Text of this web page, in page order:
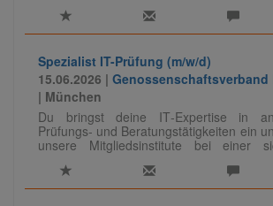
Spezialist IT-Prüfung (m/w/d)
15.06.2026 | Genossenschaftsverband
| München
Du bringst deine IT‑Expertise in
Prüfungs- und Beratungstätigkeiten ein
unsere Mitgliedsinstitute bei einer
regelkonformen IT. Dabei führst du
eigenständig durch, berätst zu
Informationssicherheit und Datenschutz